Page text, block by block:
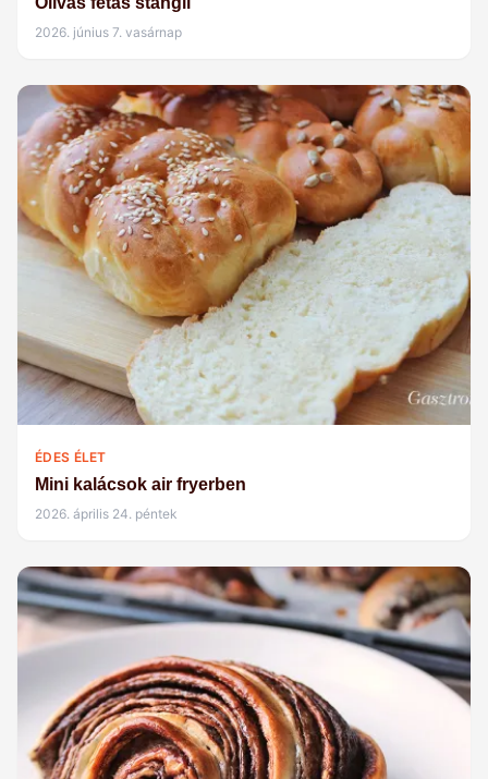
2026. június 7. vasárnap
ÉDES ÉLET
Mini kalácsok air fryerben
2026. április 24. péntek